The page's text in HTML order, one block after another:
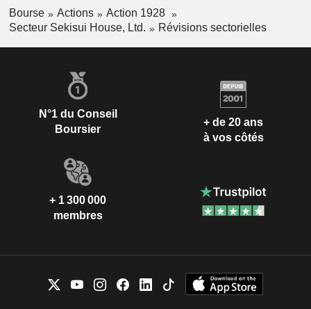
Bourse Actions
Action 1928
Secteur Sekisui House, Ltd.
Révisions sectorielles
N°1 du Conseil
Boursier
+ de 20 ans
à vos côtés
+ 1 300 000
membres